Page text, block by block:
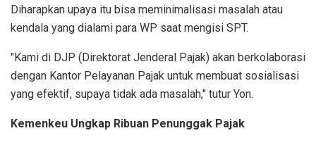
Diharapkan upaya itu bisa meminimalisasi masalah atau
kendala yang dialami para WP saat mengisi SPT.
"Kami di DJP (Direktorat Jenderal Pajak) akan berkolaborasi
dengan Kantor Pelayanan Pajak untuk membuat sosialisasi
yang efektif, supaya tidak ada masalah," tutur Yon.
Kemenkeu Ungkap Ribuan Penunggak Pajak